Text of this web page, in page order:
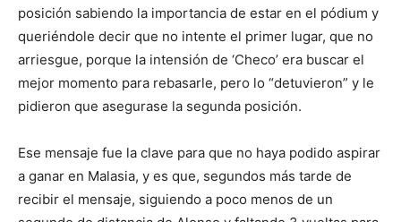
posición sabiendo la importancia de estar en el pódium y
queriéndole decir que no intente el primer lugar, que no
arriesgue, porque la intensión de ‘Checo’ era buscar el
mejor momento para rebasarle, pero lo “detuvieron” y le
pidieron que asegurase la segunda posición.
Ese mensaje fue la clave para que no haya podido aspirar
a ganar en Malasia, y es que, segundos más tarde de
recibir el mensaje, siguiendo a poco menos de un